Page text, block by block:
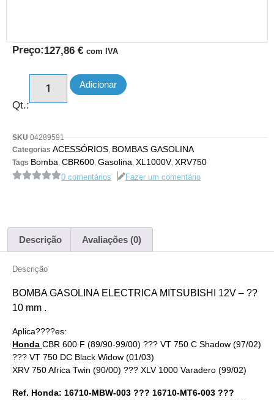
Preço:127,86 € com IVA
Qt.:
Adicionar
SKU 04289591
Categorias ACESSÓRIOS BOMBAS GASOLINA
Tags Bomba CBR600 Gasolina XL1000V, XRV750
0 comentários Fazer um comentário
Descrição Avaliações (0)
Descrição
BOMBA GASOLINA ELECTRICA MITSUBISHI 12V – ??
10 mm .
Aplica????es:
Honda CBR 600 F (89/90-99/00) ??? VT 750 C Shadow (97/02)
??? VT 750 DC Black Widow (01/03)
XRV 750 Africa Twin (90/00) ??? XLV 1000 Varadero (99/02)
Ref. Honda: 16710-MBW-003 ??? 16710-MT6-003 ???